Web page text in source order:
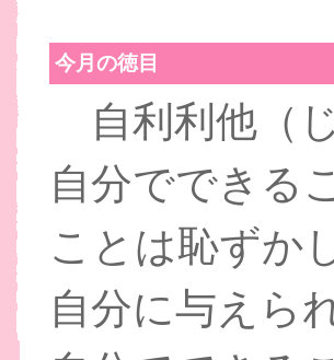
今月の徳目
自利利他（
自分でできる
ことは恥ずか
自分に与えら